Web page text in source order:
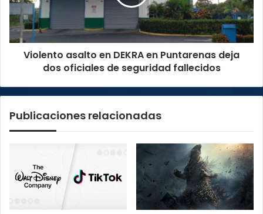
Puntarenas
deja
dos
oficiales
seguridad
Violento asalto en DEKRA en Puntarenas deja
dos oficiales de seguridad fallecidos
Publicaciones relacionadas